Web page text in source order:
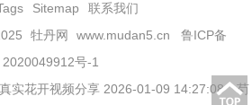
Sitemap
联系我们
牡丹网 www.mudan5.cn
鲁ICP备
2020049912号-1
实花开视频分享 2026-01-09 14:27:08 芍